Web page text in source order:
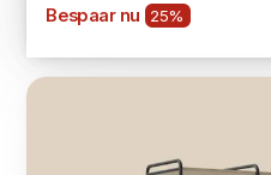
Bespaar nu 25%